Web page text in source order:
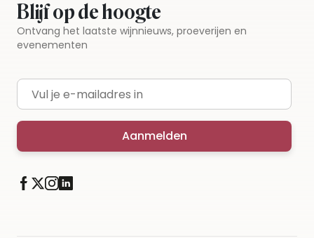
Blijf op de hoogte
Ontvang het laatste wijnnieuws, proeverijen en
evenementen
E-mailadres
Aanmelden